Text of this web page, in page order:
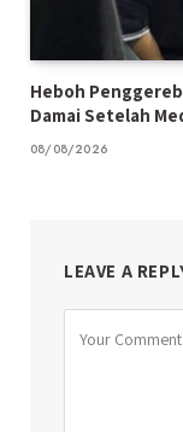
Heboh
Damai Setelah
08/08/2026
LEAVE A